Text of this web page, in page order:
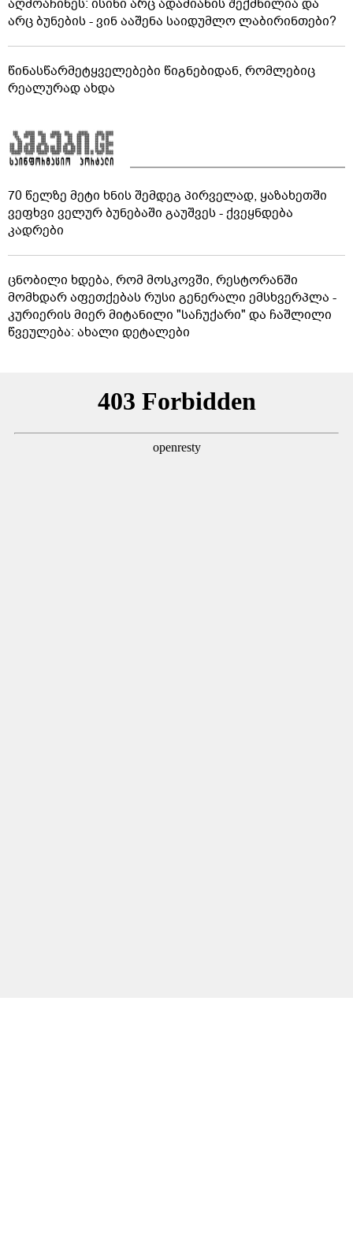
აღმოაჩინეს: ისინი არც ადამიანის შექმნილია და
არც ბუნების - ვინ ააშენა საიდუმლო ლაბირინთები?
წინასწარმეტყველებები წიგნებიდან, რომლებიც
რეალურად ახდა
70 წელზე მეტი ხნის შემდეგ პირველად, ყაზახეთში
ვეფხვი ველურ ბუნებაში გაუშვეს - ქვეყნდება
კადრები
ცნობილი ხდება, რომ მოსკოვში, რესტორანში
მომხდარ აფეთქებას რუსი გენერალი ემსხვერპლა -
კურიერის მიერ მიტანილი "საჩუქარი" და ჩაშლილი
წვეულება: ახალი დეტალები